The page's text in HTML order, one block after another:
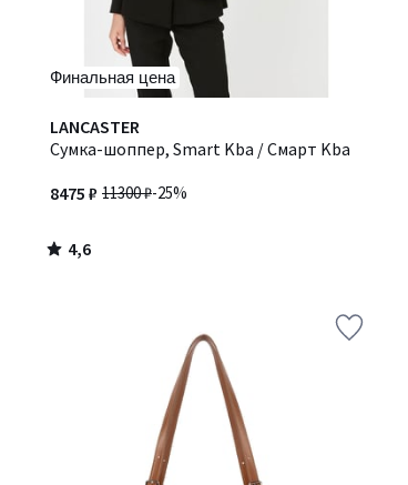
Финальная цена
LANCASTER
Сумка-шоппер, Smart Kba / Смарт Kba
11300 ₽-25%
8475 ₽
4,6
/ 5
4,6
/